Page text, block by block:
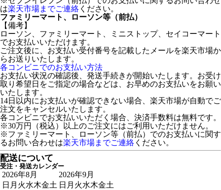
は楽天市場までご連絡 ください。
ファミリーマート、ローソン等（前払）
【備考】
ローソン、ファミリーマート、ミニストップ、セイコーマート
でお支払いいただけます。
ご注文後に、お支払い受付番号を記載したメールを楽天市場か
らお送りいたします。
各コンビニでのお支払い方法
お支払い状況の確認後、発送手続きが開始いたします。お受け
取り希望日をご指定の場合などは、お早めのお支払いをお願い
いたします。
14日以内にお支払いが確認できない場合、楽天市場が自動でご
注文をキャンセルいたします。
各コンビニでお支払いいただく場合、決済手数料は無料です。
※30万円（税込）以上のご注文にはご利用いただけません。
※ファミリーマート、ローソン等（前払）でのお支払いに関す
るお問い合わせは楽天市場までご連絡 ください。
配送について
受注・発送カレンダー
2026年8月
日 月 火水木金土
2026年9月
日 月 火水木金土